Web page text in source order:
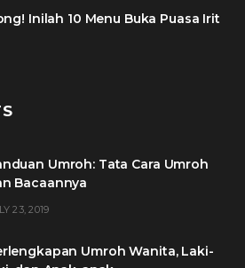
Inilah 10 Menu Buka Puasa Irit
Umroh: Tata Cara Umroh
Bacaannya
23, 2019
Umroh Wanita, Laki-